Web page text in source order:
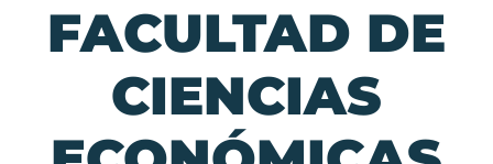
FACULTAD DE
CIENCIAS